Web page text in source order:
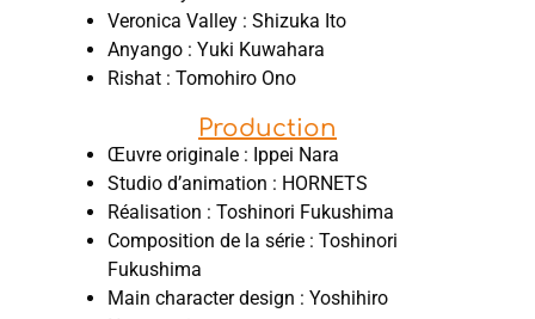
Veronica Valley : Shizuka Ito
Anyango : Yuki Kuwahara
Rishat : Tomohiro Ono
Production
Œuvre originale : Ippei Nara
Studio d’animation : HORNETS
Réalisation : Toshinori Fukushima
Composition de la série : Toshinori
Fukushima
Main character design : Yoshihiro